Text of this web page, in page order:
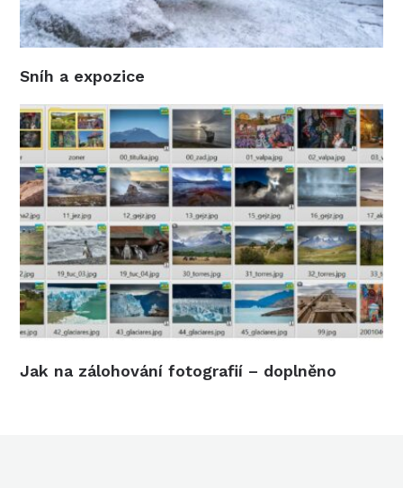
Sníh a expozice
Jak na zálohování fotografií – doplněno